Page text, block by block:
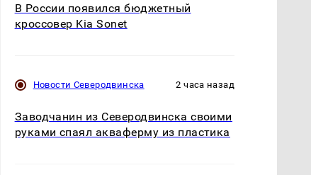
В России появился бюджетный
кроссовер Kia Sonet
Новости Северодвинска 2 часа назад
Заводчанин из Северодвинска своими
руками спаял акваферму из пластика